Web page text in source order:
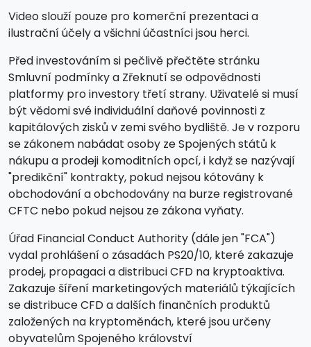
Video slouží pouze pro komerční prezentaci a
ilustrační účely a všichni účastníci jsou herci.
Před investováním si pečlivě přečtěte stránku
Smluvní podmínky a Zřeknutí se odpovědnosti
platformy pro investory třetí strany. Uživatelé si musí
být vědomi své individuální daňové povinnosti z
kapitálových zisků v zemi svého bydliště. Je v rozporu
se zákonem nabádat osoby ze Spojených států k
nákupu a prodeji komoditních opcí, i když se nazývají
"predikční" kontrakty, pokud nejsou kótovány k
obchodování a obchodovány na burze registrované
CFTC nebo pokud nejsou ze zákona vyňaty.
Úřad Financial Conduct Authority (dále jen "FCA")
vydal prohlášení o zásadách PS20/10, které zakazuje
prodej, propagaci a distribuci CFD na kryptoaktiva.
Zakazuje šíření marketingových materiálů týkajících
se distribuce CFD a dalších finančních produktů
založených na kryptoměnách, které jsou určeny
obyvatelům Spojeného království